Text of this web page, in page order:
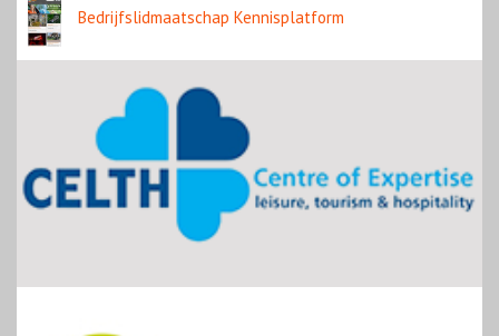
Bedrijfslidmaatschap Kennisplatform